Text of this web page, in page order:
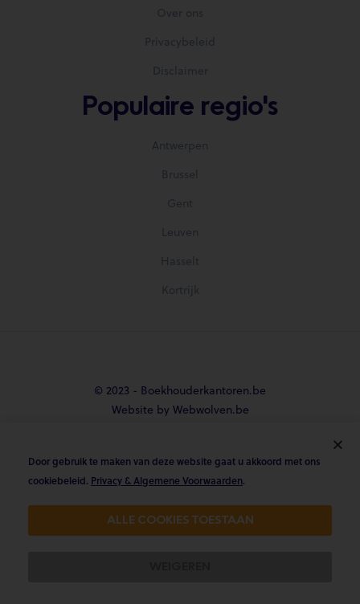
Over ons
Privacybeleid
Disclaimer
Populaire regio's
Antwerpen
Brussel
Gent
Leuven
Hasselt
Kortrijk
© 2023 - Boekhouderkantoren.be
Website by Webwolven.be
  
Gemiddelde klantbeoordeling
4.8/5 op Trustpilot & 4.9/5 op google
Door gebruik te maken van deze website gaat u akkoord met ons
cookiebeleid. Privacy & Algemene Voorwaarden.
ALLE COOKIES TOESTAAN